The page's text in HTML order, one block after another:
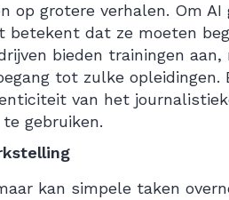
op grotere verhalen. Om
betekent dat ze moeten
bieden trainingen
tot zulke opleidingen.
van het
gebruiken.
kan simpele taken